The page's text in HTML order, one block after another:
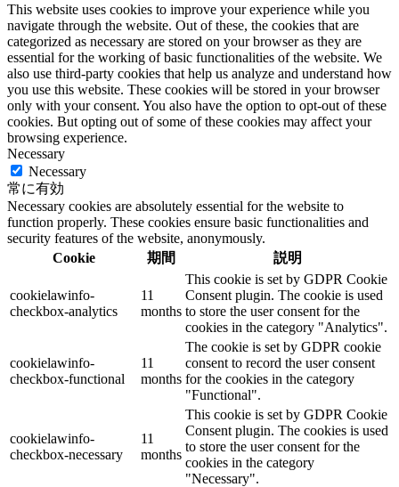
This website uses cookies to improve your experience while you
navigate through the website. Out of these, the cookies that are
categorized as necessary are stored on your browser as they are
essential for the working of basic functionalities of the website. We
also use third-party cookies that help us analyze and understand how
you use this website. These cookies will be stored in your browser
only with your consent. You also have the option to opt-out of these
cookies. But opting out of some of these cookies may affect your
browsing experience.
Necessary
Necessary
常に有効
Necessary cookies are absolutely essential for the website to
function properly. These cookies ensure basic functionalities and
security features of the website, anonymously.
Cookie
期間 説明
cookielawinfo-
checkbox-analytics
11
months
This cookie is set by GDPR Cookie
Consent plugin. The cookie is used
to store the user consent for the
cookies in the category "Analytics".
cookielawinfo-
checkbox-functional
11
months
The cookie is set by GDPR cookie
consent to record the user consent
for the cookies in the category
"Functional".
cookielawinfo-
checkbox-necessary
11
months
This cookie is set by GDPR Cookie
Consent plugin. The cookies is used
to store the user consent for the
cookies in the category
"Necessary".